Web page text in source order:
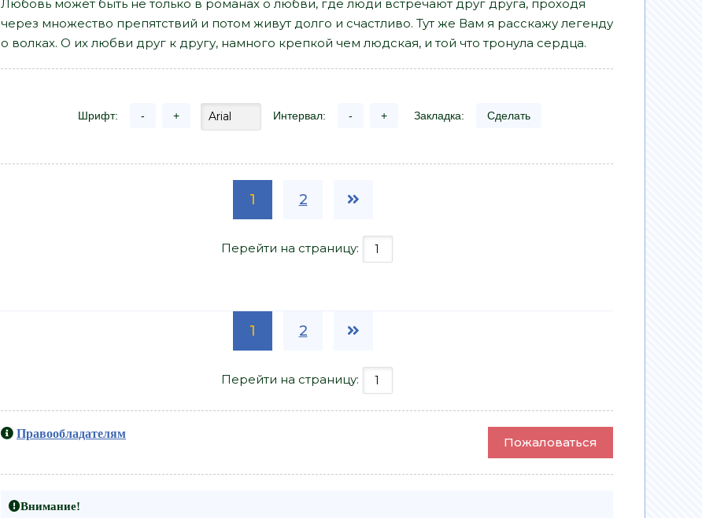
Любовь может быть не только в романах о любви, где люди встречают друг друга, проходя
через множество препятствий и потом живут долго и счастливо. Тут же Вам я расскажу легенду
о волках. О их любви друг к другу, намного крепкой чем людская, и той что тронула сердца.
Шрифт: - + Интервал: - + Закладка: Сделать
1 2
Перейти на страницу:
1 2
Перейти на страницу:
Правообладателям
Пожаловаться
Внимание!